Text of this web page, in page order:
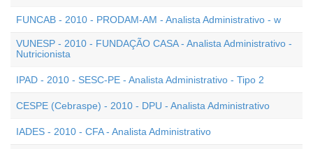
FUNCAB - 2010 - PRODAM-AM - Analista Administrativo - w
VUNESP - 2010 - FUNDAÇÃO CASA - Analista Administrativo -
Nutricionista
IPAD - 2010 - SESC-PE - Analista Administrativo - Tipo 2
CESPE (Cebraspe) - 2010 - DPU - Analista Administrativo
IADES - 2010 - CFA - Analista Administrativo